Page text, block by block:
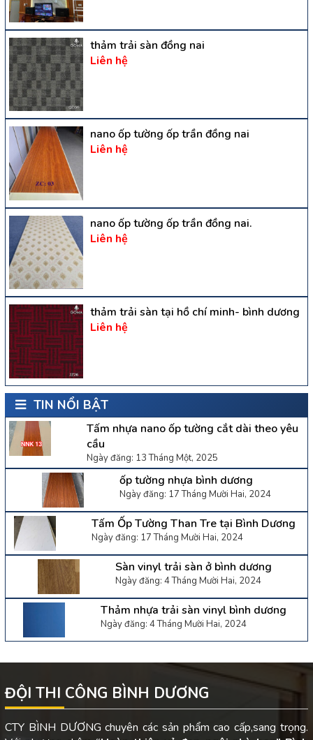
thảm trải sàn đồng nai
Liên hệ
nano ốp tường ốp trần đồng nai
Liên hệ
nano ốp tường ốp trần đồng nai.
Liên hệ
thảm trải sàn tại hồ chí minh- bình dương
Liên hệ
TIN NỔI BẬT
Tấm nhựa nano ốp tường cắt dài theo yêu
cầu
Ngày đăng: 13 Tháng Một, 2025
ốp tường nhựa bình dương
Ngày đăng: 17 Tháng Mười Hai, 2024
Tấm Ốp Tường Than Tre tại Bình Dương
Ngày đăng: 17 Tháng Mười Hai, 2024
Sàn vinyl trải sàn ở bình dương
Ngày đăng: 4 Tháng Mười Hai, 2024
Thảm nhựa trải sàn vinyl bình dương
Ngày đăng: 4 Tháng Mười Hai, 2024
ĐỘI THI CÔNG BÌNH DƯƠNG
CTY BÌNH DƯƠNG chuyên các sản phẩm cao cấp,sang trọng.